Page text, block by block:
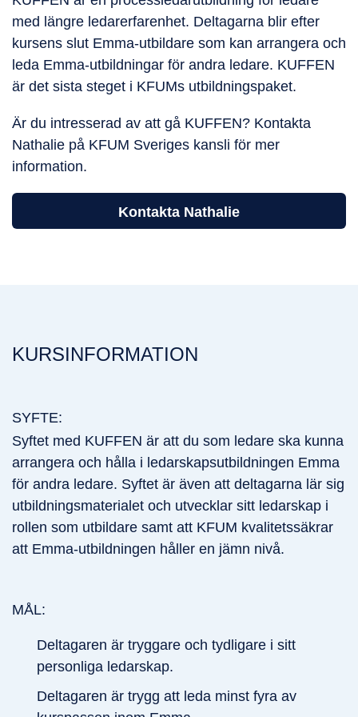
med längre ledarerfarenhet. Deltagarna blir efter
kursens slut Emma-utbildare som kan arrangera och
leda Emma-utbildningar för andra ledare. KUFFEN
är det sista steget i KFUMs utbildningspaket.
Är du intresserad av att gå KUFFEN? Kontakta
Nathalie på KFUM Sveriges kansli för mer
information.
Kontakta Nathalie
KURSINFORMATION
SYFTE:
Syftet med KUFFEN är att du som ledare ska kunna
arrangera och hålla i ledarskapsutbildningen Emma
för andra ledare. Syftet är även att deltagarna lär sig
utbildningsmaterialet och utvecklar sitt ledarskap i
rollen som utbildare samt att KFUM kvalitetssäkrar
att Emma-utbildningen håller en jämn nivå.
MÅL:
Deltagaren är tryggare och tydligare i sitt
personliga ledarskap.
Deltagaren är trygg att leda minst fyra av